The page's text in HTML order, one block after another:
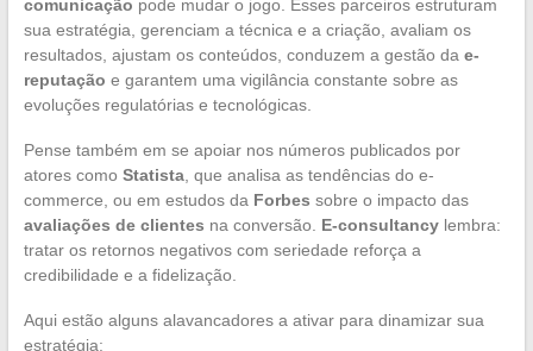
comunicação pode mudar o jogo. Esses parceiros estruturam
sua estratégia, gerenciam a técnica e a criação, avaliam os
resultados, ajustam os conteúdos, conduzem a gestão da e-
reputação e garantem uma vigilância constante sobre as
evoluções regulatórias e tecnológicas.
Pense também em se apoiar nos números publicados por
atores como Statista, que analisa as tendências do e-
commerce, ou em estudos da Forbes sobre o impacto das
avaliações de clientes na conversão. E-consultancylembra:
tratar os retornos negativos com seriedade reforça a
credibilidade e a fidelização.
Aqui estão alguns alavancadores a ativar para dinamizar sua
estratégia: